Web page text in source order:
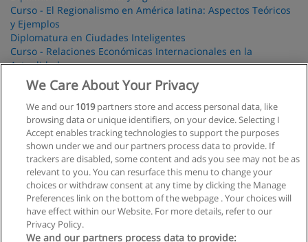
Curso - El Regionalismo en América latina: Aspectos Teóricos
y Ejemplos
Diplomatura en Ciudades Inteligentes
Curso - Relaciones Económicas Internacionales en la
Actualidad
Curso de Especificaciones Técnicas para Componentes de
Automatización Industrial - Básico
Curso de Operación de Calderas Acuotubulares de Alta
Presión
Programación de Videojuegos Avanzado con Unreal
Curso - Desarrollo con Angular
Curso de Iluminación de Emergencia - Básico
We Care About Your Privacy
We and our 1019partners store and access personal data, like
browsing data or unique identifiers, on your device. Selecting I
Accept enables tracking technologies to support the purposes
shown under we and our partners process data to provide. If
trackers are disabled, some content and ads you see may not be as
relevant to you. You can resurface this menu to change your
choices or withdraw consent at any time by clicking the Manage
Preferences link on the bottom of the webpage . Your choices will
have effect within our Website. For more details, refer to our
Privacy Policy.
We and our partners process data to provide: